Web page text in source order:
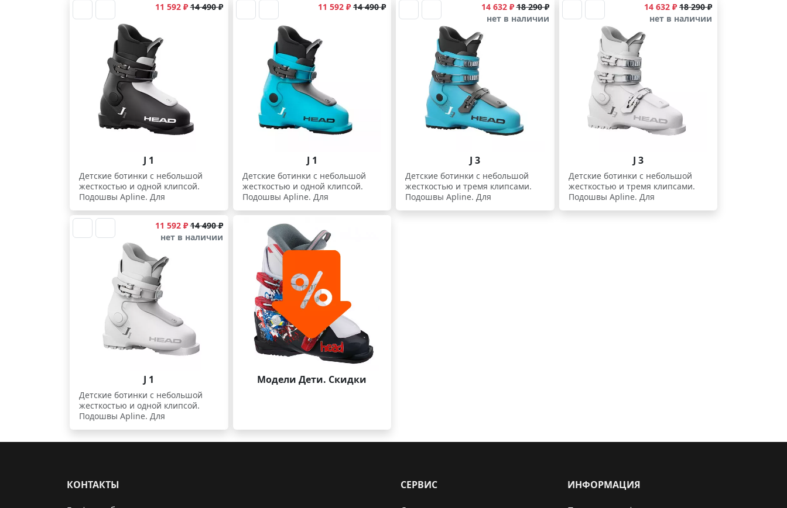
11 592 ₽14 490 ₽
J 1
Детские ботинки с небольшой
жесткостью и одной клипсой.
Подошвы Apline. Для
11 592 ₽ 14 490 ₽
J 1
Детские ботинки с небольшой
жесткостью и одной клипсой.
Подошвы Apline. Для
14 632 ₽18 290 ₽
нет в наличии
J 3
Детские ботинки с небольшой
жесткостью и тремя клипсами.
Подошвы Apline. Для
14 632 ₽ 18 290 ₽
нет в наличии
J 3
Детские ботинки с небольшой
жесткостью и тремя клипсами.
Подошвы Apline. Для
11 592 ₽14 490 ₽
нет в наличии
J 1
Детские ботинки с небольшой
жесткостью и одной клипсой.
Подошвы Apline. Для
Модели Дети. Скидки
КОНТАКТЫ СЕРВИС ИНФОРМАЦИЯ